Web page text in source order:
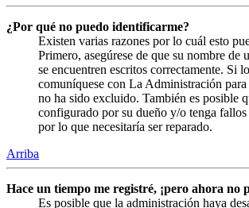
¿Por qué no puedo identificarme?
Existen varias razones por lo cuál esto
Primero, asegúrese de que su nombre de
se encuentren escritos correctamente. Si
comuníquese con La Administración para
no ha sido excluido. También es posible
configurado por su dueño y/o tenga
por lo que necesitaría ser reparado.
Arriba
Hace un tiempo me registré, ¡pero ahora no
Es posible que la administración haya